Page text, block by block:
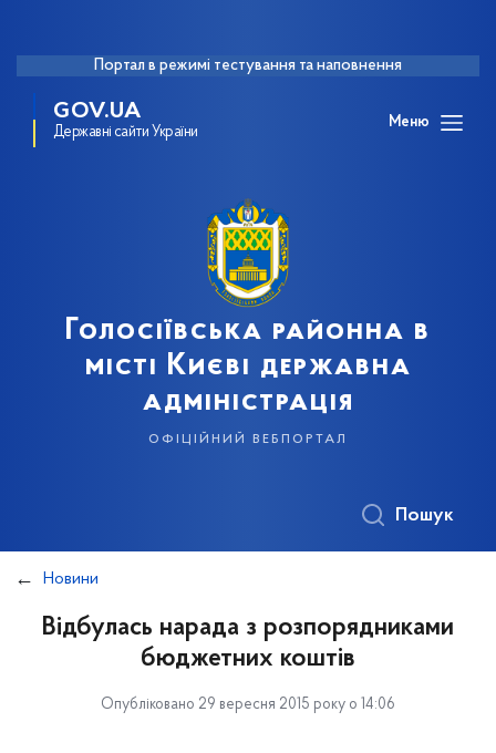
Портал в режимі тестування та наповнення
GOV.UA
Державні сайти України
Меню
Голосіївська районна в
місті Києві державна
адміністрація
офіційний вебпортал
Пошук
Новини
Відбулась нарада з розпорядниками
бюджетних коштів
Опубліковано 29 вересня 2015 року о 14:06